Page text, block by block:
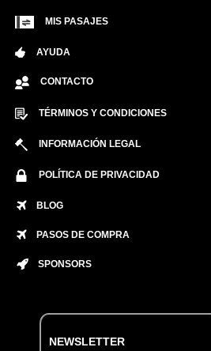
MIS PASAJES
AYUDA
CONTACTO
TÉRMINOS Y CONDICIONES
INFORMACIÓN LEGAL
POLÍTICA DE PRIVACIDAD
BLOG
PASOS DE COMPRA
SPONSORS
NEWSLETTER